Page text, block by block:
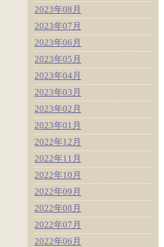
2023年08月
2023年07月
2023年06月
2023年05月
2023年04月
2023年03月
2023年02月
2023年01月
2022年12月
2022年11月
2022年10月
2022年09月
2022年08月
2022年07月
2022年06月